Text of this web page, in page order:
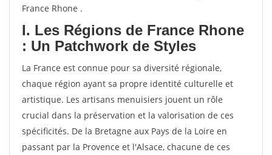
France Rhone .
I. Les Régions de France Rhone
: Un Patchwork de Styles
La France est connue pour sa diversité régionale,
chaque région ayant sa propre identité culturelle et
artistique. Les artisans menuisiers jouent un rôle
crucial dans la préservation et la valorisation de ces
spécificités. De la Bretagne aux Pays de la Loire en
passant par la Provence et l'Alsace, chacune de ces